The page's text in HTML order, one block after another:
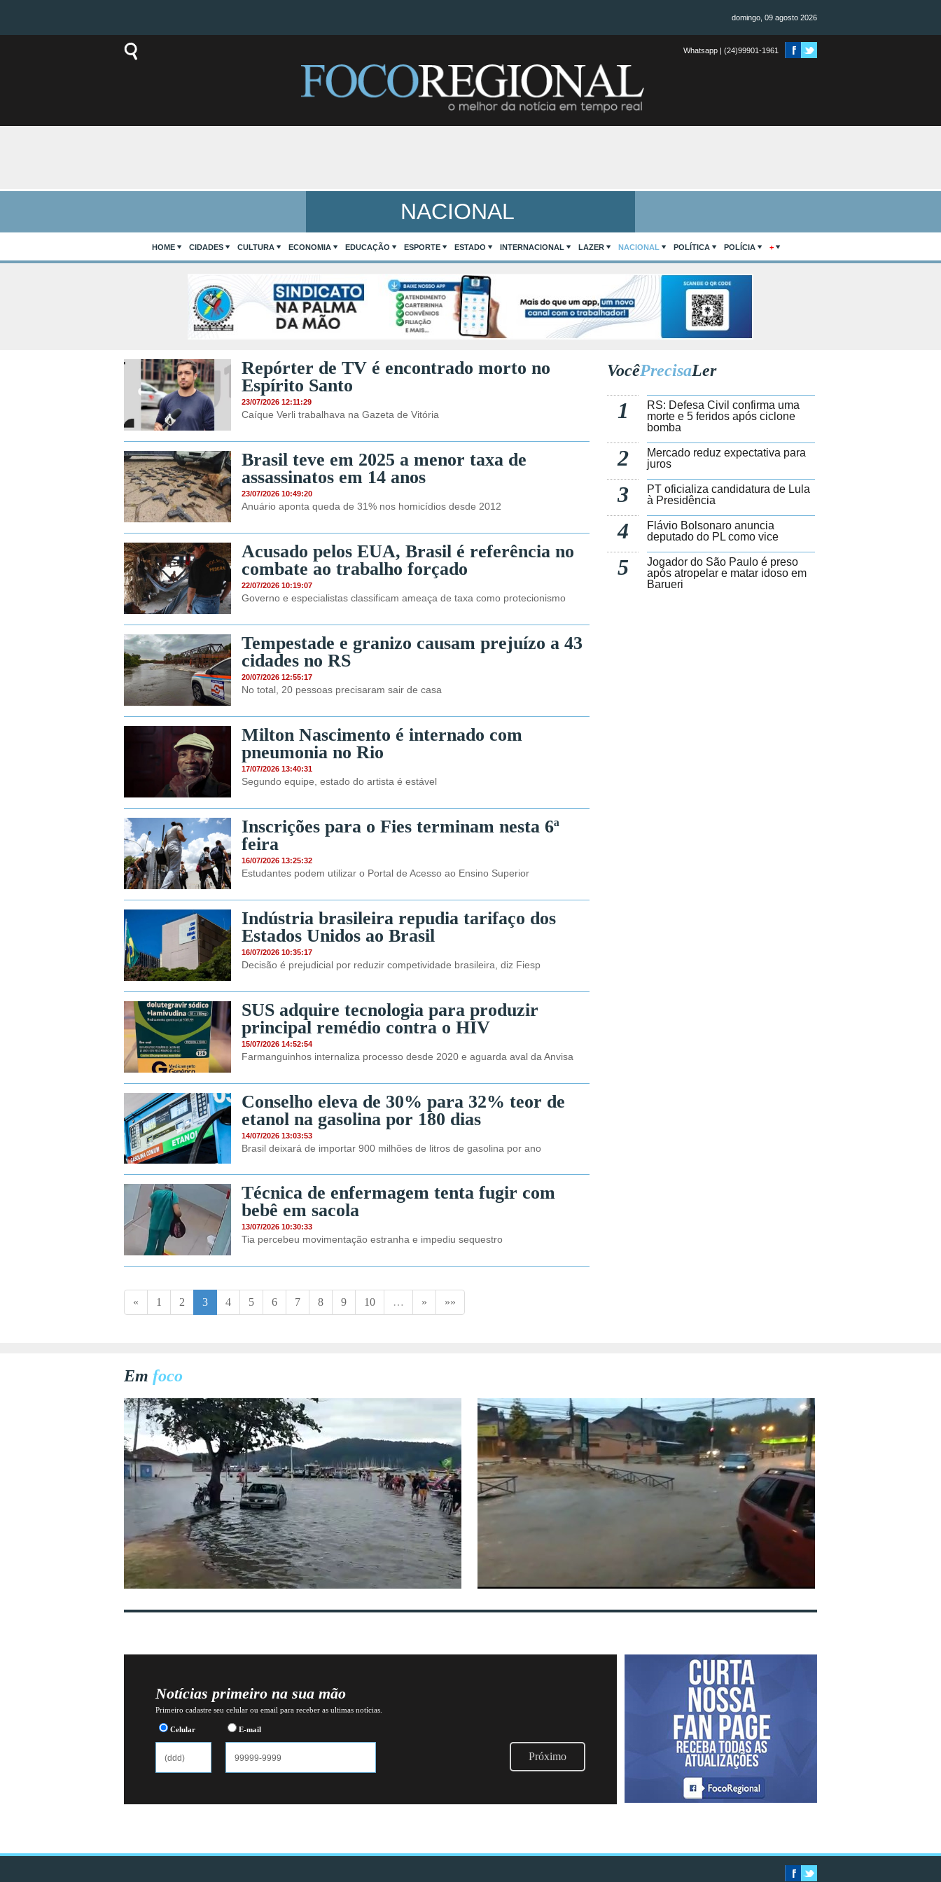
domingo, 09 agosto 2026
Whatsapp | (24)99901-1961
NACIONAL
HOME CIDADES CULTURA ECONOMIA EDUCAÇÃO ESPORTE ESTADO INTERNACIONAL LAZER NACIONAL POLÍTICA POLÍCIA +
Repórter de TV é encontrado morto no
Espírito Santo
23/07/2026 12:11:29
Caíque Verli trabalhava na Gazeta de Vitória
Brasil teve em 2025 a menor taxa de
assassinatos em 14 anos
23/07/2026 10:49:20
Anuário aponta queda de 31% nos homicídios desde 2012
Acusado pelos EUA, Brasil é referência no
combate ao trabalho forçado
22/07/2026 10:19:07
Governo e especialistas classificam ameaça de taxa como protecionismo
Tempestade e granizo causam prejuízo a 43
cidades no RS
20/07/2026 12:55:17
No total, 20 pessoas precisaram sair de casa
Milton Nascimento é internado com
pneumonia no Rio
17/07/2026 13:40:31
Segundo equipe, estado do artista é estável
Inscrições para o Fies terminam nesta 6ª
feira
16/07/2026 13:25:32
Estudantes podem utilizar o Portal de Acesso ao Ensino Superior
Indústria brasileira repudia tarifaço dos
Estados Unidos ao Brasil
16/07/2026 10:35:17
Decisão é prejudicial por reduzir competividade brasileira, diz Fiesp
SUS adquire tecnologia para produzir
principal remédio contra o HIV
15/07/2026 14:52:54
Farmanguinhos internaliza processo desde 2020 e aguarda aval da Anvisa
Conselho eleva de 30% para 32% teor de
etanol na gasolina por 180 dias
14/07/2026 13:03:53
Brasil deixará de importar 900 milhões de litros de gasolina por ano
Técnica de enfermagem tenta fugir com
bebê em sacola
13/07/2026 10:30:33
Tia percebeu movimentação estranha e impediu sequestro
« 1 2 3 4 5 6 7 8 9 10 … » »»
VocêPrecisaLer
1
RS: Defesa Civil confirma uma
morte e 5 feridos após ciclone
bomba
2
Mercado reduz expectativa para
juros
3
PT oficializa candidatura de Lula
à Presidência
4
Flávio Bolsonaro anuncia
deputado do PL como vice
5
Jogador do São Paulo é preso
após atropelar e matar idoso em
Barueri
Em foco
Notícias primeiro na sua mão
Primeiro cadastre seu celular ou email para receber as ultimas notícias.
Celular E-mail
Próximo